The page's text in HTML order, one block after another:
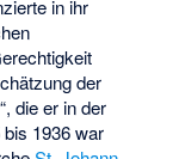
in ihr
der
die er in der
1936 war